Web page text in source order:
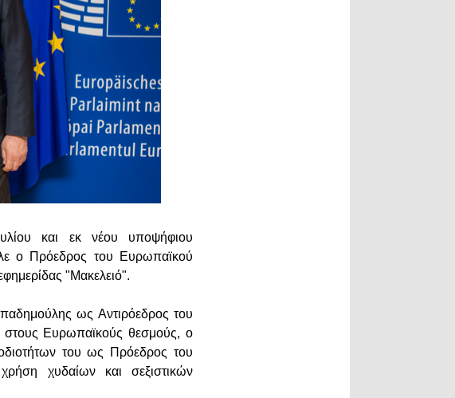
και εκ νέου υποψήφιου
ο Πρόεδρος του Ευρωπαϊκού
"Μακελειό".
ως Αντιρόεδρος του
στους Ευρωπαϊκούς θεσμούς, ο
του ως Πρόεδρος του
χυδαίων και σεξιστικών